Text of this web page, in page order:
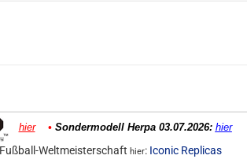
hier • Sondermodell Herpa 03.07.2026: hier
Weltmeisterschaft hier: Iconic Replicas